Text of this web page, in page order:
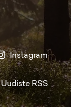
Instagram
Uudiste RSS